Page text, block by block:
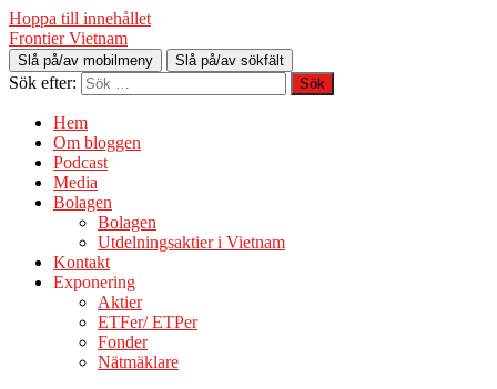
Hoppa till innehållet
Frontier Vietnam
Slå på/av mobilmeny Slå på/av sökfält
Sök efter:
Hem
Om bloggen
Podcast
Media
Bolagen
Bolagen
Utdelningsaktier i Vietnam
Kontakt
Exponering
Aktier
ETFer/ ETPer
Fonder
Nätmäklare